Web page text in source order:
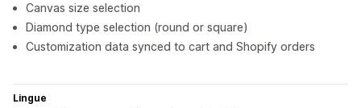
Canvas size selection
Diamond type selection (round or square)
Customization data synced to cart and Shopify orders
Lingue